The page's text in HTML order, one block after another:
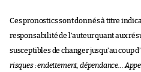
Ces pronostics sont donnés à titre
responsabilité de l’auteur quant aux
susceptibles de changer jusqu’au coup
risques : endettement, dépendance…